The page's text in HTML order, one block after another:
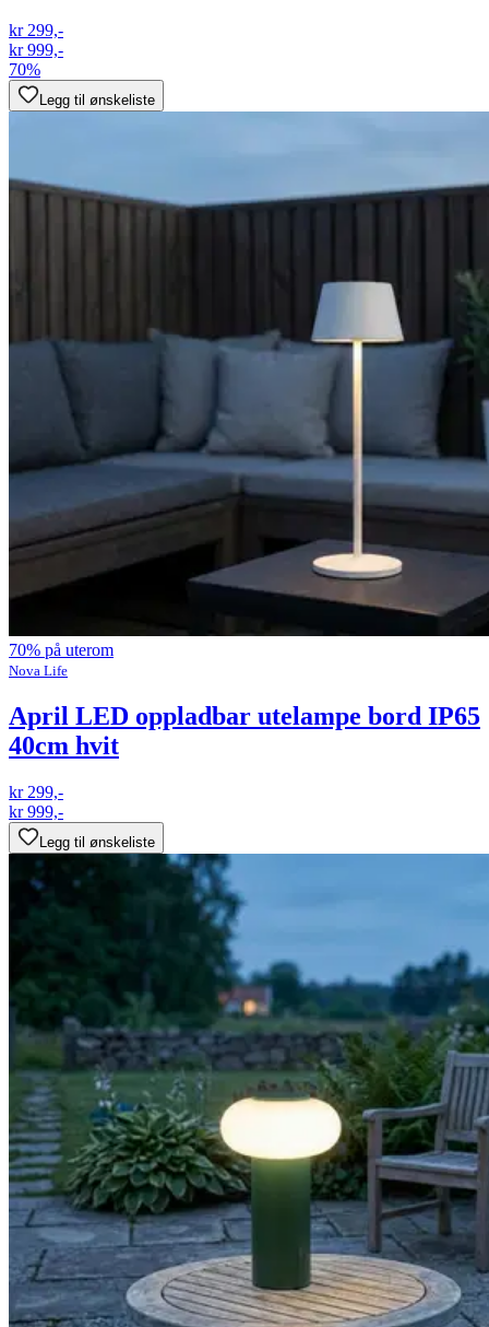
kr 299,-
kr 999,-
70%
Legg til ønskeliste
70% på uterom
Nova Life
April LED oppladbar utelampe bord IP65
40cm hvit
kr 299,-
kr 999,-
Legg til ønskeliste